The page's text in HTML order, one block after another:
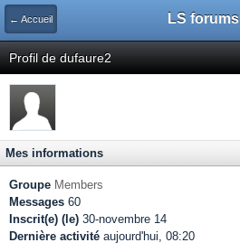
← Accueil LS forums
Profil de dufaure2
Mes informations
Groupe Members
Messages 60
Inscrit(e) (le) 30-novembre 14
Dernière activité aujourd'hui, 08:20